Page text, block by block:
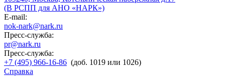
(В РСПП для АНО «НАРК»)
E-mail:
nok-nark@nark.ru
Пресс-служба:
pr@nark.ru
Пресс-служба:
+7 (495) 966-16-86 (доб. 1019 или 1026)
Справка